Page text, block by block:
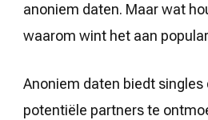
anoniem daten. Maar wat
waarom wint het aan
Anoniem daten biedt
potentiële partners te